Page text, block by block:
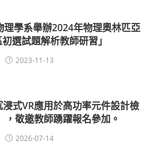
理學系舉辦2024年物理奧林匹亞
選試題解析教師研習」
2023-11-13
浸式VR應用於高功率元件設計檢
，敬邀教師踴躍報名參加。
2026-07-14